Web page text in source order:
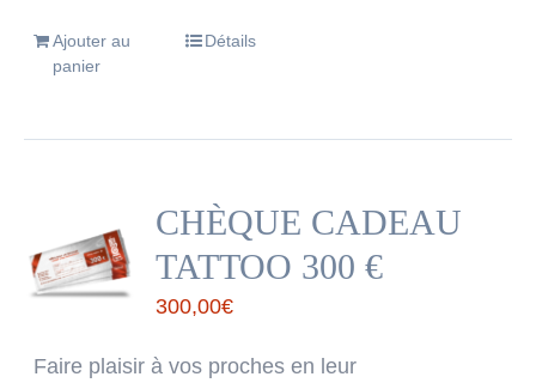
Ajouter au
panier
Détails
CHÈQUE CADEAU
TATTOO 300 €
300,00€
Faire plaisir à vos proches en leur